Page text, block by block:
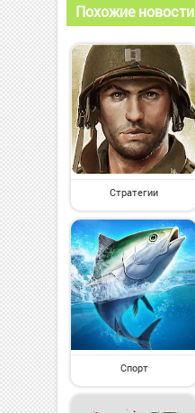
Похожие новости
Стратегии
Спорт